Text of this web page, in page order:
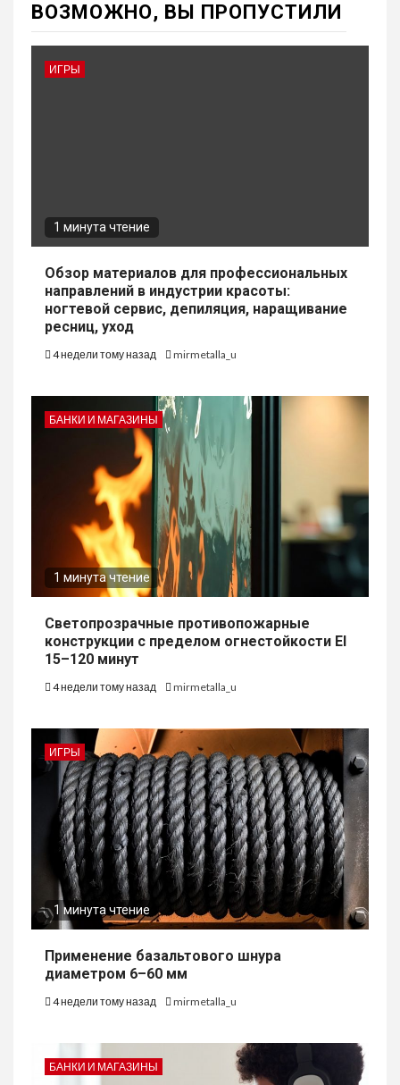
ВОЗМОЖНО, ВЫ ПРОПУСТИЛИ
ИГРЫ
1 минута чтение
Обзор материалов для профессиональных
направлений в индустрии красоты:
ногтевой сервис, депиляция, наращивание
ресниц, уход
4 недели тому назад mirmetalla_u
БАНКИ И МАГАЗИНЫ
1 минута чтение
Светопрозрачные противопожарные
конструкции с пределом огнестойкости EI
15–120 минут
4 недели тому назад mirmetalla_u
ИГРЫ
1 минута чтение
Применение базальтового шнура
диаметром 6–60 мм
4 недели тому назад mirmetalla_u
БАНКИ И МАГАЗИНЫ